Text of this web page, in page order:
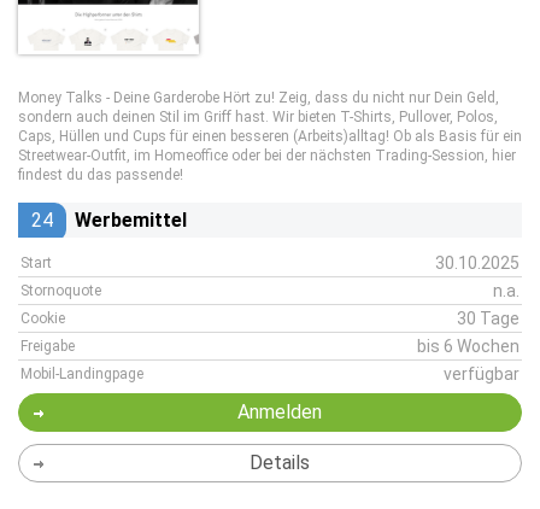
Money Talks - Deine Garderobe Hört zu! Zeig, dass du nicht nur Dein Geld,
sondern auch deinen Stil im Griff hast. Wir bieten T-Shirts, Pullover, Polos,
Caps, Hüllen und Cups für einen besseren (Arbeits)alltag! Ob als Basis für ein
Streetwear-Outfit, im Homeoffice oder bei der nächsten Trading-Session, hier
findest du das passende!
24 Werbemittel
Start 30.10.2025
Stornoquote n.a.
Cookie 30 Tage
Freigabe bis 6 Wochen
Mobil-Landingpage verfügbar
Anmelden
Details